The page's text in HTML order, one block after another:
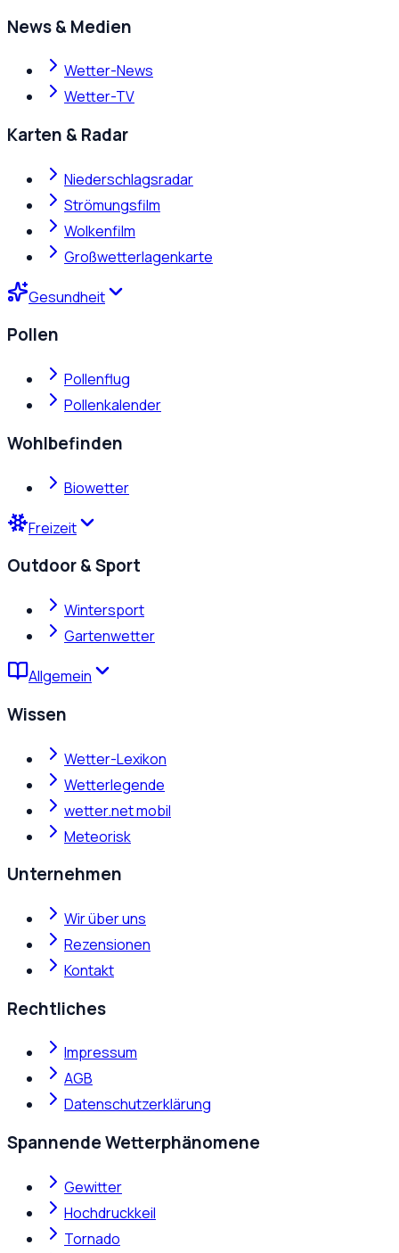
News & Medien
Wetter-News
Wetter-TV
Karten & Radar
Niederschlagsradar
Strömungsfilm
Wolkenfilm
Großwetterlagenkarte
Gesundheit
Pollen
Pollenflug
Pollenkalender
Wohlbefinden
Biowetter
Freizeit
Outdoor & Sport
Wintersport
Gartenwetter
Allgemein
Wissen
Wetter-Lexikon
Wetterlegende
wetter.net mobil
Meteorisk
Unternehmen
Wir über uns
Rezensionen
Kontakt
Rechtliches
Impressum
AGB
Datenschutzerklärung
Spannende Wetterphänomene
Gewitter
Hochdruckkeil
Tornado